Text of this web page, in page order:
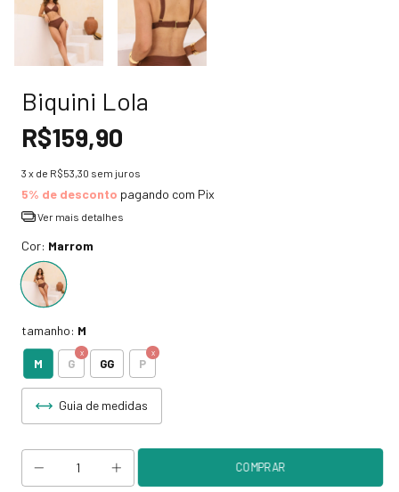
Biquini Lola
R$159,90
3 x de R$53,30 sem juros
5% de desconto pagando com Pix
Ver mais detalhes
Cor: Marrom
tamanho: M
M G GG P
Guia de medidas